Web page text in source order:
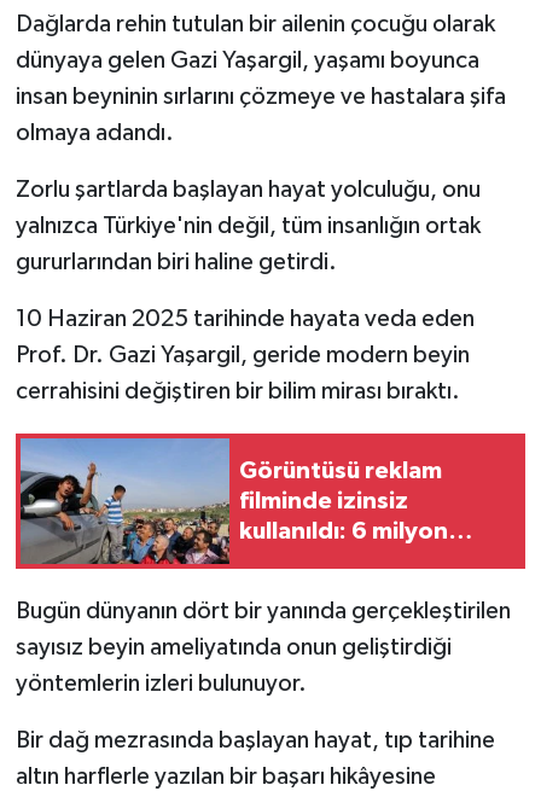
Dağlarda rehin tutulan bir ailenin çocuğu olarak
dünyaya gelen Gazi Yaşargil, yaşamı boyunca
insan beyninin sırlarını çözmeye ve hastalara şifa
olmaya adandı.
Zorlu şartlarda başlayan hayat yolculuğu, onu
yalnızca Türkiye'nin değil, tüm insanlığın ortak
gururlarından biri haline getirdi.
10 Haziran 2025 tarihinde hayata veda eden
Prof. Dr. Gazi Yaşargil, geride modern beyin
cerrahisini değiştiren bir bilim mirası bıraktı.
Görüntüsü reklam
filminde izinsiz
kullanıldı: 6 milyon
Bugün dünyanın dört bir yanında gerçekleştirilen
sayısız beyin ameliyatında onun geliştirdiği
yöntemlerin izleri bulunuyor.
Bir dağ mezrasında başlayan hayat, tıp tarihine
altın harflerle yazılan bir başarı hikâyesine